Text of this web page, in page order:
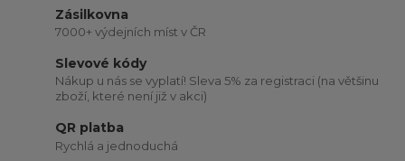
Zásilkovna
7000+ výdejních míst v ČR
Slevové kódy
Nákup u nás se vyplatí! Sleva 5% za registraci (na většinu
zboží, které není již v akci)
QR platba
Rychlá a jednoduchá